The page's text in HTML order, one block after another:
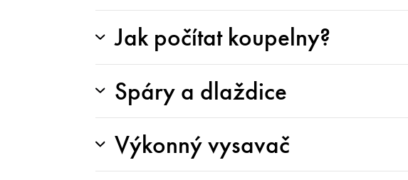
Jak počítat koupelny?
Spáry a dlaždice
Výkonný vysavač